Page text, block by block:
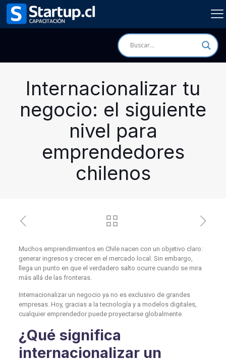
Internacionalizar tu
negocio: el siguiente
nivel para
emprendedores
chilenos
Muchos emprendimientos en Chile nacen con un objetivo claro:
generar ingresos y crecer en el mercado local. Sin embargo,
llega un punto en que el verdadero salto ocurre cuando se mira
más allá de las fronteras.
Internacionalizar un negocio ya no es exclusivo de grandes
empresas. Hoy, gracias a la tecnología y a modelos digitales,
cualquier emprendedor puede proyectarse globalmente.
¿Qué significa
internacionalizar un